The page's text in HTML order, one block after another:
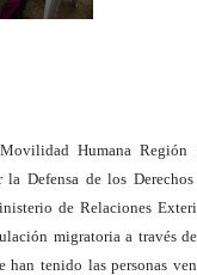
Humana Región
Defensa de los
de Relaciones
migratoria a través
tenido las personas